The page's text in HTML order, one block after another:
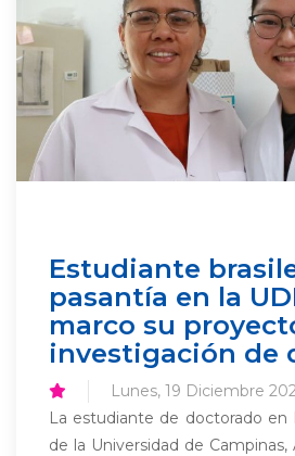
Estudiante
pasantía en la
marco su
investigación de
Lunes, 19 Diciembre
La estudiante de doctorado en
de la Universidad de